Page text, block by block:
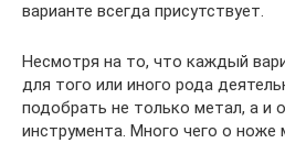
варианте всегда присутствует.
Несмотря на то, что каждый
для того или иного рода
подобрать не только метал, а и
инструмента. Много чего о ноже